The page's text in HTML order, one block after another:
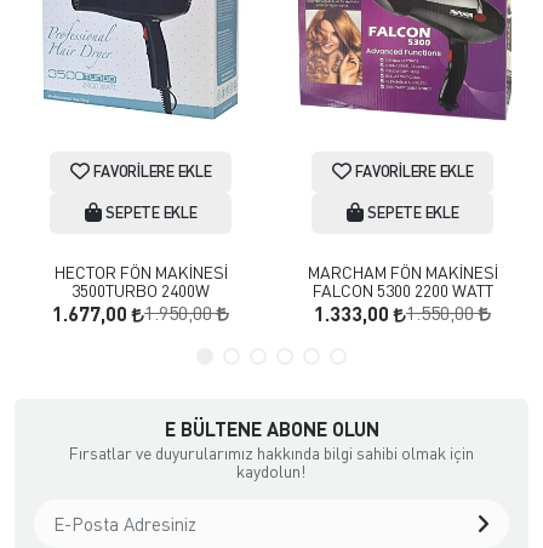
FAVORILERE EKLE
SEPETE EKLE
HECTOR FÖN MAKİNESİ
3500TURBO 2400W
1.677,00 1.950,00
FAVORILERE EKLE
SEPETE EKLE
MARCHAM FÖN MAKİNESİ
FALCON 5300 2200 WATT
1.333,00 1.550,00
E BÜLTENE ABONE OLUN
Fırsatlar ve duyurularımız hakkında bilgi sahibi olmak için
kaydolun!